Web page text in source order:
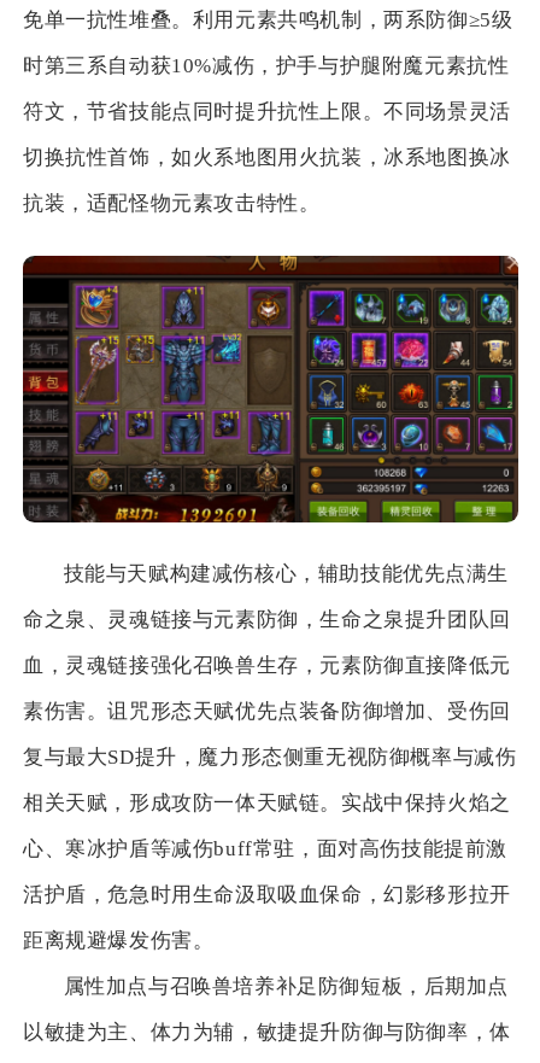
免单一抗性堆叠。利用元素共鸣机制，两系防御≥5级
时第三系自动获10%减伤，护手与护腿附魔元素抗性
符文，节省技能点同时提升抗性上限。不同场景灵活
切换抗性首饰，如火系地图用火抗装，冰系地图换冰
抗装，适配怪物元素攻击特性。
技能与天赋构建减伤核心，辅助技能优先点满生
命之泉、灵魂链接与元素防御，生命之泉提升团队回
血，灵魂链接强化召唤兽生存，元素防御直接降低元
素伤害。诅咒形态天赋优先点装备防御增加、受伤回
复与最大SD提升，魔力形态侧重无视防御概率与减伤
相关天赋，形成攻防一体天赋链。实战中保持火焰之
心、寒冰护盾等减伤buff常驻，面对高伤技能提前激
活护盾，危急时用生命汲取吸血保命，幻影移形拉开
距离规避爆发伤害。
属性加点与召唤兽培养补足防御短板，后期加点
以敏捷为主、体力为辅，敏捷提升防御与防御率，体